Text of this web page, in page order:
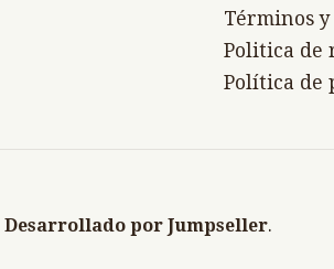
Términos
Politica de
Política de
Desarrollado por Jumpseller.